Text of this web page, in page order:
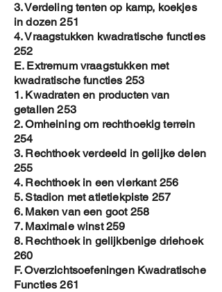
3. Verdeling tenten op kamp, koekjes
in dozen 251
4. Vraagstukken kwadratische functies
252
E. Extremum vraagstukken met
kwadratische functies 253
1. Kwadraten en producten van
getallen 253
2. Omheining om rechthoekig terrein
254
3. Rechthoek verdeeld in gelijke delen
255
4. Rechthoek in een vierkant 256
5. Stadion met atletiekpiste 257
6. Maken van een goot 258
7. Maximale winst 259
8. Rechthoek in gelijkbenige driehoek
260
F. Overzichtsoefeningen Kwadratische
Functies 261